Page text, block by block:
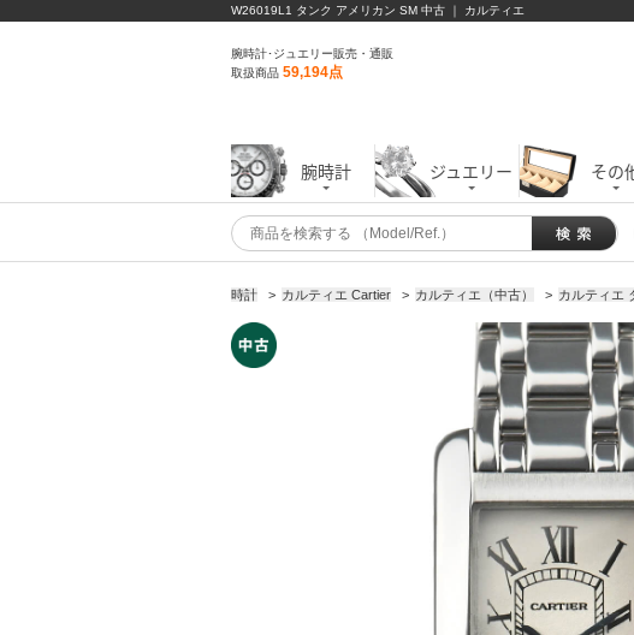
W26019L1 タンク アメリカン SM 中古 ｜ カルティエ
腕時計･ジュエリー販売・通販
取扱商品 59,194点
腕時計 ジュエリー その
時計 > カルティエ Cartier > カルティエ（中古） > カルティエ